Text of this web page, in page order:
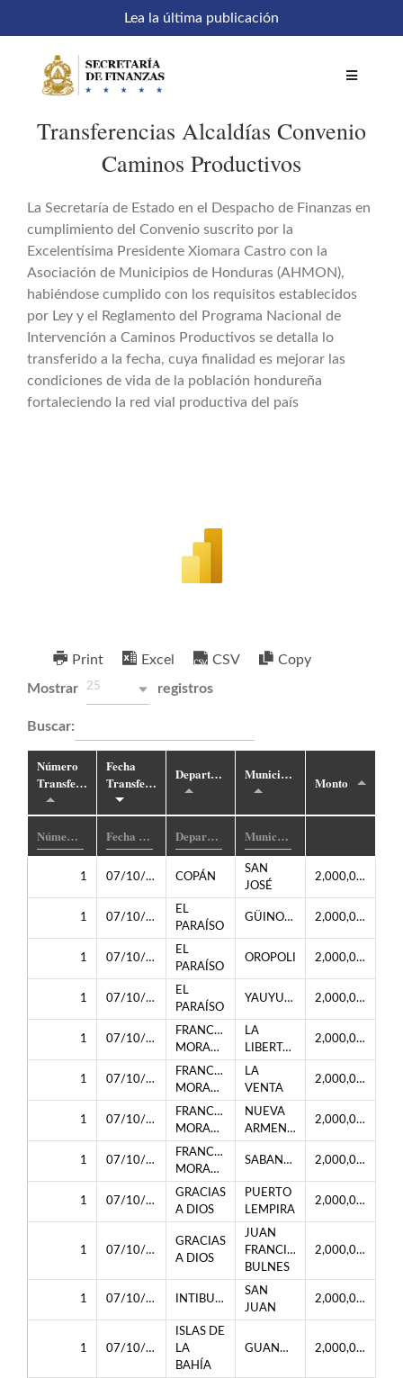
contenido
Lea la última publicación
Toggle
Inicio
Acceso a sistemas
SEFIN en línea
Temáticas
Transferencias Alcaldías Convenio
Caminos Productivos
La Secretaría de Estado en el Despacho de Finanzas en
cumplimiento del Convenio suscrito por la
Excelentísima Presidente Xiomara Castro con la
Asociación de Municipios de Honduras (AHMON),
habiéndose cumplido con los requisitos establecidos
por Ley y el Reglamento del Programa Nacional de
Intervención a Caminos Productivos se detalla lo
transferido a la fecha, cuya finalidad es mejorar las
condiciones de vida de la población hondureña
fortaleciendo la red vial productiva del país
Print Excel CSV
Copy
Mostrar
25 registros
Buscar:
Número
Transferencia
Fecha
Transferencia
Departamento Municipio
Monto
1 07/10/2024 COPÁN
SAN
JOSÉ
2,000,000.00
1 07/10/2024
EL
PARAÍSO
GÜINOPE 2,000,000.00
1 07/10/2024
EL
PARAÍSO
OROPOLI 2,000,000.00
1 07/10/2024
EL
PARAÍSO
YAUYUPE 2,000,000.00
1 07/10/2024
FRANCISCO
MORAZÁN
LA
LIBERTAD
2,000,000.00
1 07/10/2024
FRANCISCO
MORAZÁN
LA
VENTA
2,000,000.00
1 07/10/2024
FRANCISCO
MORAZÁN
NUEVA
ARMENIA
2,000,000.00
1 07/10/2024
FRANCISCO
MORAZÁN
SABANAGRANDE 2,000,000.00
1 07/10/2024
GRACIAS
A DIOS
PUERTO
LEMPIRA
2,000,000.00
1 07/10/2024
GRACIAS
A DIOS
JUAN
FRANCISCO
BULNES
2,000,000.00
1 07/10/2024 INTIBUCÁ
SAN
JUAN
2,000,000.00
1 07/10/2024
ISLAS DE
LA
BAHÍA
GUANAJA 2,000,000.00